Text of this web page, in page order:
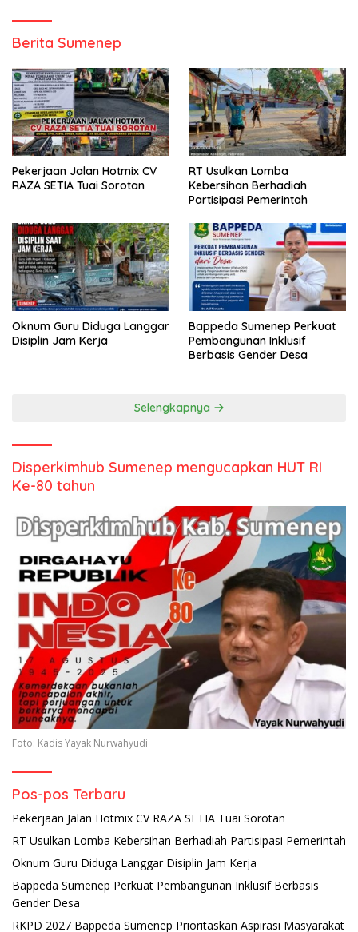
Berita Sumenep
Pekerjaan Jalan Hotmix CV
RAZA SETIA Tuai Sorotan
RT Usulkan Lomba
Kebersihan Berhadiah
Partisipasi Pemerintah
Oknum Guru Diduga Langgar
Disiplin Jam Kerja
Bappeda Sumenep Perkuat
Pembangunan Inklusif
Berbasis Gender Desa
Selengkapnya
Disperkimhub Sumenep mengucapkan HUT RI
Ke-80 tahun
Foto: Kadis Yayak Nurwahyudi
Pos-pos Terbaru
Pekerjaan Jalan Hotmix CV RAZA SETIA Tuai Sorotan
RT Usulkan Lomba Kebersihan Berhadiah Partisipasi Pemerintah
Oknum Guru Diduga Langgar Disiplin Jam Kerja
Bappeda Sumenep Perkuat Pembangunan Inklusif Berbasis
Gender Desa
RKPD 2027 Bappeda Sumenep Prioritaskan Aspirasi Masyarakat